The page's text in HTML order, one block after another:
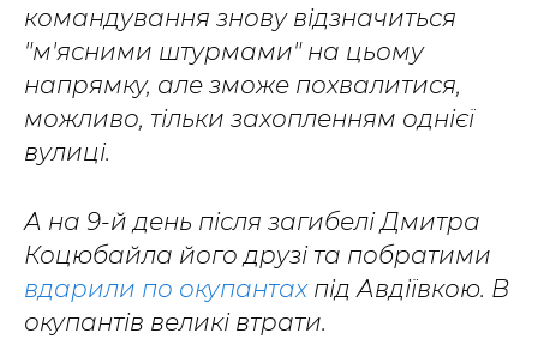
командування знову відзначиться
"м'ясними штурмами" на цьому
напрямку, але зможе похвалитися,
можливо, тільки захопленням однієї
вулиці.
А на 9-й день після загибелі Дмитра
Коцюбайла його друзі та побратими
вдарили по окупантахпід Авдіївкою. В
окупантів великі втрати.